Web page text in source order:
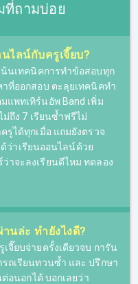
ร พร้อมติวทั้ง 4 Skills
ตาม พื้นฐานอ่อนหรือพื้น
ยน IELTS ที่เหมาะกับตัว
กับครูเจี๊ยบ ติวเตอร์ที่
นทางการสอนภาษา
รหลายๆ คน สามารถทำ
มายได้สำเร็จ ไม่ว่าจะ
โลก หรือเรียนต่อใน
ทั่งใช้เป็นองค์ประกอบใน
ที่ถามบ่อย
ไลน์กับครูเจี๊ยบ?
น้นเทคนิคการทำข้อสอบทุก
ที่ออกสอบ ตะลุยเทคนิคทำ
แพทเทิร์นอัพ Band เพิ่ม
ม่ถึง 7 เรียนซ้ำฟรีไม่
รูได้ทุกเมื่อ แถมยังตรวจ
ด้ว่าเรียนออนไลน์ด้วย
าจะลงเรียนดีไหม ทดลอง
นล่ะ ทำยังไงดี?
จี๊ยบจ่ายครั้งเดียวจบ การัน
ถเรียนทวนซ้ำ และ ปรึกษา
ต่อนอกได้ บอกเลยว่า